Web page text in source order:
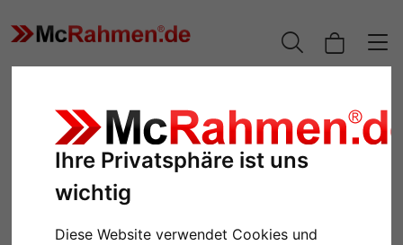
Ihre Privatsphäre ist uns
wichtig
Diese Website verwendet Cookies und